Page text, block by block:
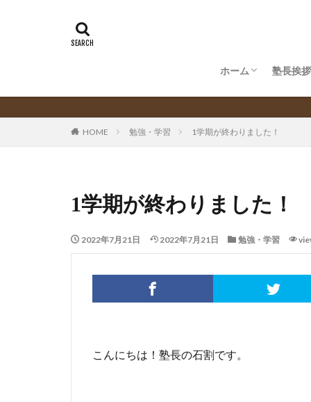
ホーム
5つの特徴
当塾概要
塾長挨拶
HOME 勉強・学習 1学期が終わりました！
1学期が終わりました！
2022年7月21日 2022年7月21日 勉強・学習
こんにちは！塾長の石割です。